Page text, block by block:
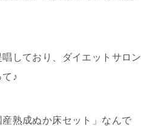
しており、ダイエットサロン
♪
熟成ぬか床セット」なんで